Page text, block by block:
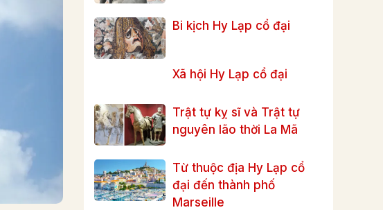
Bi kịch Hy Lạp cổ đại
Xã hội Hy Lạp cổ đại
Trật tự kỵ sĩ và Trật tự
nguyên lão thời La Mã
Từ thuộc địa Hy Lạp cổ
đại đến thành phố
Marseille